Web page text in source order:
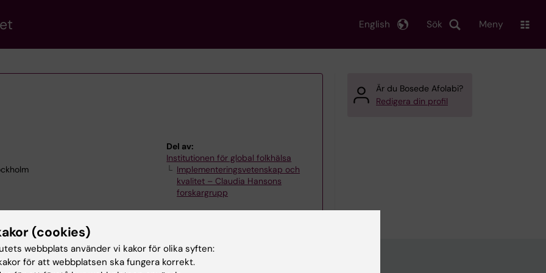
Sök
English Meny
Del av:
Institutionen för global folkhälsa
Implementeringsvetenskap och
kvalitet – Claudia Hansons
forskargrupp
Är du Bosede Afolabi?
Redigera din profil
(cookies)
webbplats använder vi kakor för olika syften:
för att webbplatsen ska fungera korrekt.